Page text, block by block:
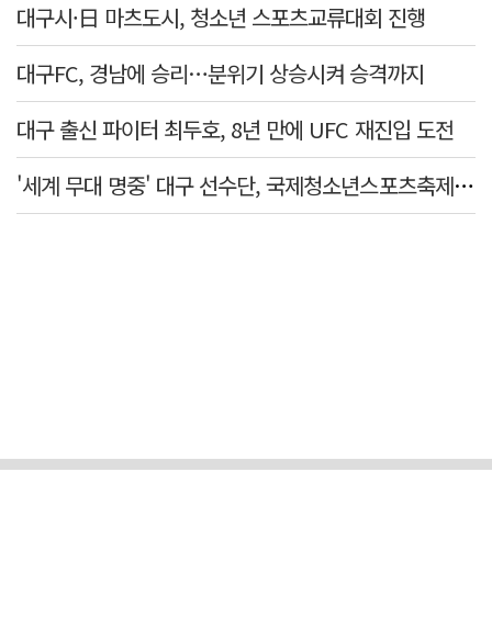
대구시·日 마츠도시, 청소년 스포츠교류대회 진행
대구FC, 경남에 승리…분위기 상승시켜 승격까지
대구 출신 파이터 최두호, 8년 만에 UFC 재진입 도전
'세계 무대 명중' 대구 선수단, 국제청소년스포츠축제 금1·동4개